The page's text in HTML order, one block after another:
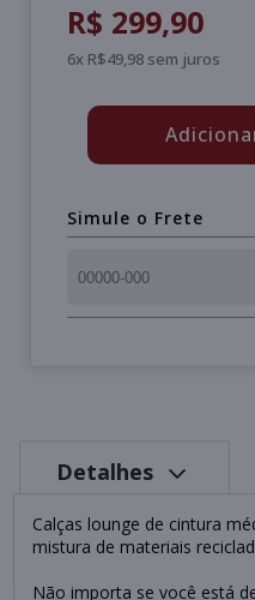
R$ 299,90
6x R$49,98 sem juros
Simule o Frete
Detalhes
Calças lounge de cintura
mistura de materiais
Não importa se você está